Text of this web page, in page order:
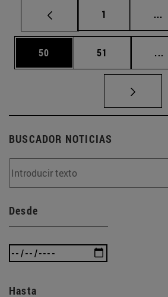
Página
1 ...
Página
50 Página
51 ...
BUSCADOR NOTICIAS
Desde
Hasta